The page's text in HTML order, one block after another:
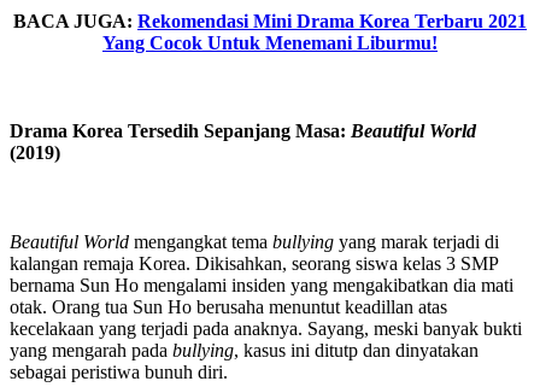
BACA JUGA: Rekomendasi Mini Drama Korea Terbaru 2021
Yang Cocok Untuk Menemani Liburmu!
Drama Korea Tersedih Sepanjang Masa: Beautiful World
(2019)
Beautiful World mengangkat tema bullying yang marak terjadi di
kalangan remaja Korea. Dikisahkan, seorang siswa kelas 3 SMP
bernama Sun Ho mengalami insiden yang mengakibatkan dia mati
otak. Orang tua Sun Ho berusaha menuntut keadillan atas
kecelakaan yang terjadi pada anaknya. Sayang, meski banyak bukti
yang mengarah pada bullying, kasus ini ditutp dan dinyatakan
sebagai peristiwa bunuh diri.